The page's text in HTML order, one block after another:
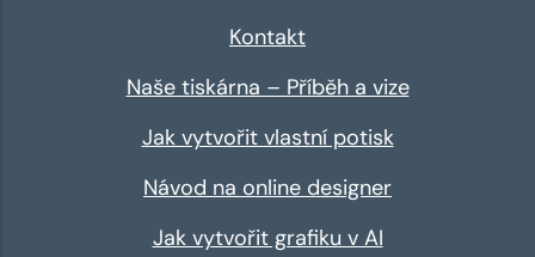
Kontakt
Naše tiskárna – Příběh a vize
Jak vytvořit vlastní potisk
Návod na online designer
Jak vytvořit grafiku v AI